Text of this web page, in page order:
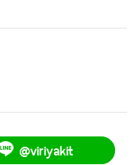
@viriyakit